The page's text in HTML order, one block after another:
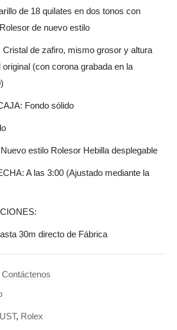
de 18 quilates en dos tonos con
de nuevo estilo
de zafiro, mismo grosor y altura
(con corona grabada en la
Fondo sólido
estilo Rolesor Hebilla desplegable
A las 3:00 (Ajustado mediante la
30m directo de Fábrica
Contáctenos
, Rolex